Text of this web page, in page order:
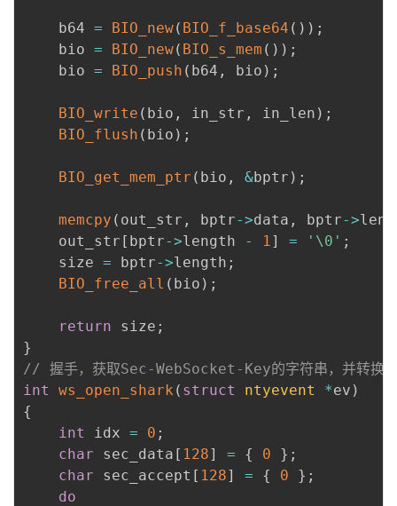
	b64
= BIO_new( BIO_f_base64 ( ) ) ;
	bio
= BIO_new( BIO_s_mem ( ) ) ;
	bio
= BIO_push ( b64 , bio ) ;
BIO_write ( bio , in_str , in_len ) ;
BIO_flush ( bio ) ;
BIO_get_mem_ptr ( bio , &bptr ) ;
memcpy ( out_str , bptr->data , bptr->
	out_str
[ bptr->length - 1] = '\0' ;
	size
= bptr->length ;
BIO_free_all ( bio ) ;
return size ;
}
// 握手，获取Sec-WebSocket-Key的字符串，并转换
int
ws_open_shark ( struct ntyevent *ev )
{
int
idx = 0 ;
char sec_data [ 128] = { 0 } ;
char sec_accept [ 128] = { 0 } ;
do